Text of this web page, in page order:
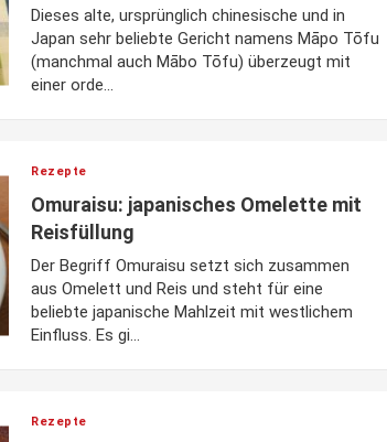
Dieses alte, ursprünglich chinesische und in
Japan sehr beliebte Gericht namens Māpo Tōfu
(manchmal auch Mābo Tōfu) überzeugt mit
einer orde...
Rezepte
Omuraisu: japanisches Omelette mit
Reisfüllung
Der Begriff Omuraisu setzt sich zusammen
aus Omelett und Reis und steht für eine
beliebte japanische Mahlzeit mit westlichem
Einfluss. Es gi...
Rezepte